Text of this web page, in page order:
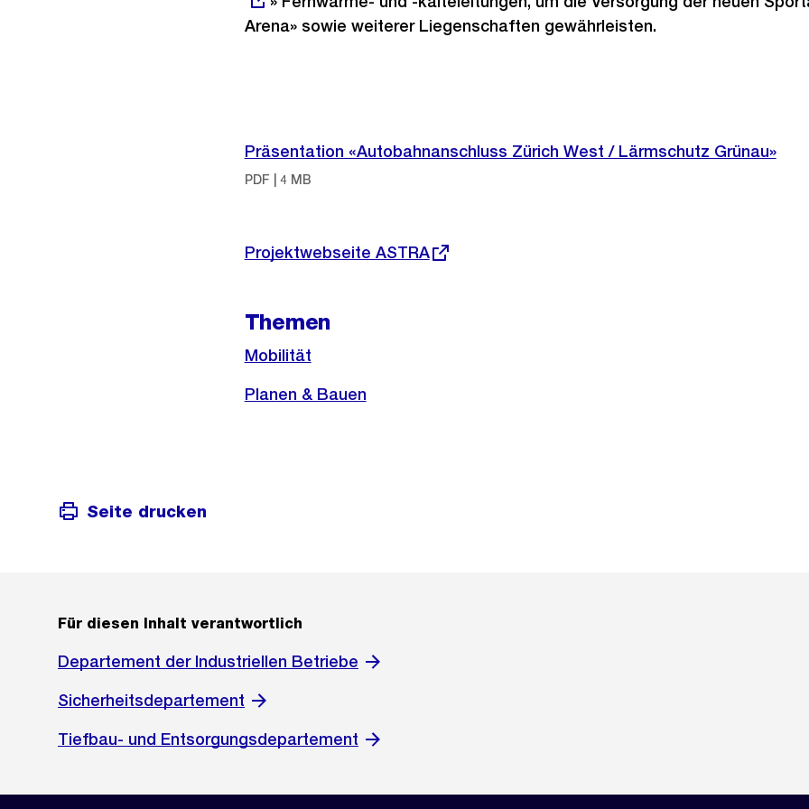
Arena» sowie weiterer Liegenschaften gewährleisten.
Präsentation «Autobahnanschluss Zürich West / Lärmschutz Grünau»
PDF | 4 MB
Externer
Link:
Projektwebseite ASTRA
Themen
Mobilität
Planen & Bauen
Seite drucken
Für diesen Inhalt verantwortlich
Departement der Industriellen Betriebe
Sicherheitsdepartement
Tiefbau- und Entsorgungsdepartement